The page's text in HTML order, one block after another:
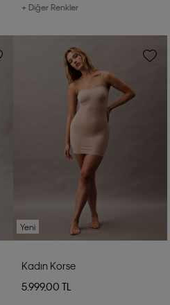
+ Diğer Renkler
Yeni
Kadın Korse
5.999,00 TL